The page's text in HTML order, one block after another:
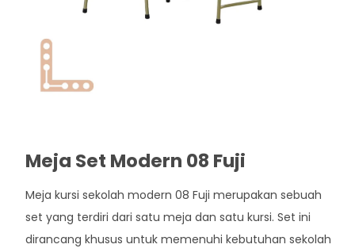
Meja Set Modern 08 Fuji
Meja kursi sekolah modern 08 Fuji merupakan sebuah
set yang terdiri dari satu meja dan satu kursi. Set ini
dirancang khusus untuk memenuhi kebutuhan sekolah